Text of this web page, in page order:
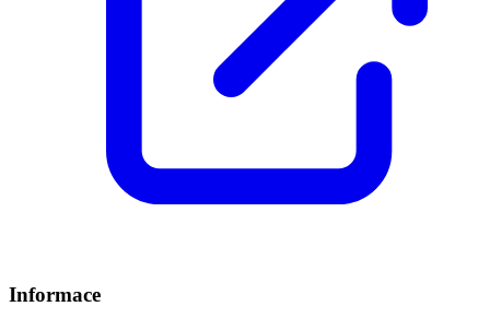
Informace